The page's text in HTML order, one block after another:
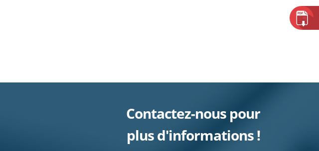
Contactez-nous pour
plus d'informations !